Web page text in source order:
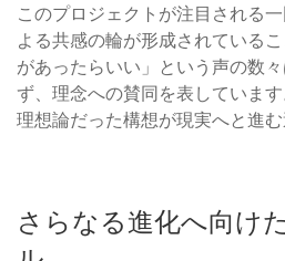
このプロジェクトが注目される
よる共感の輪が形成されている
があったらいい」という声の数
ず、理念への賛同を表していま
理想論だった構想が現実へと進む
さらなる進化へ向け